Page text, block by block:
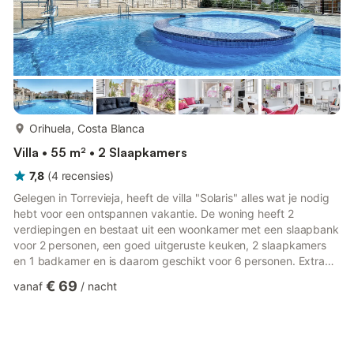
Orihuela, Costa Blanca
Villa • 55 m² • 2 Slaapkamers
7,8 (4 recensies)
Gelegen in Torrevieja, heeft de villa "Solaris" alles wat je nodig
hebt voor een ontspannen vakantie. De woning heeft 2
verdiepingen en bestaat uit een woonkamer met een slaapbank
voor 2 personen, een goed uitgeruste keuken, 2 slaapkamers
en 1 badkamer en is daarom geschikt voor 6 personen. Extra
een wasmachine. De villa biedt een privé buitenruimte met een
vanaf € 69 / nacht